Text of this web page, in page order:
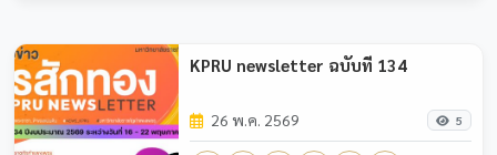
KPRU newsletter ฉบับที่ 134
26 พ.ค. 2569 5